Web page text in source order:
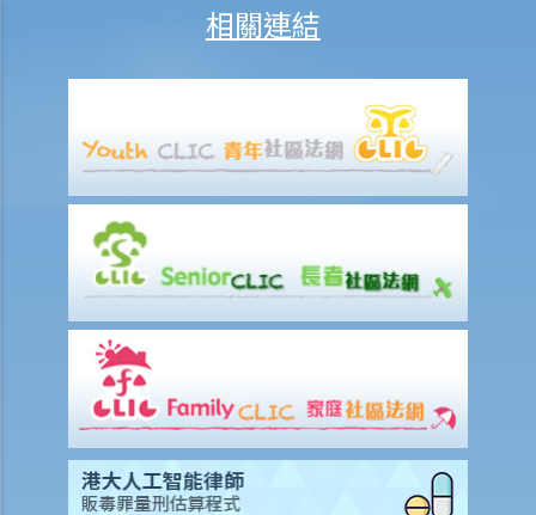
2. 水龍頭損壞了。業主有責任作維修，但拒絕這樣做。我花了 $500 更
換新的水龍頭。我可否少交 $500 租金？
e) 暫緩租金
f) 租金調整
差餉、管理費及其他費用
追討欠租及收樓
1. 我的租客已經欠租兩個月，我怎樣才可以追討欠租及收回物業？
2. 我的租客已經欠租好幾個月。我可否不訴諸法庭而破門入屋、丟掉租
客的物品及轉換門鎖，以收回物業？
3. 我的租客因輕微漏水問題或不適/干擾而拒絕支付或扣除了幾個月的租
金。 他/她可以這樣做嗎？這是在追討欠租/沒收租賃權的案件中有效的
辯護理由嗎？
4. 有關執達事務
相關連結